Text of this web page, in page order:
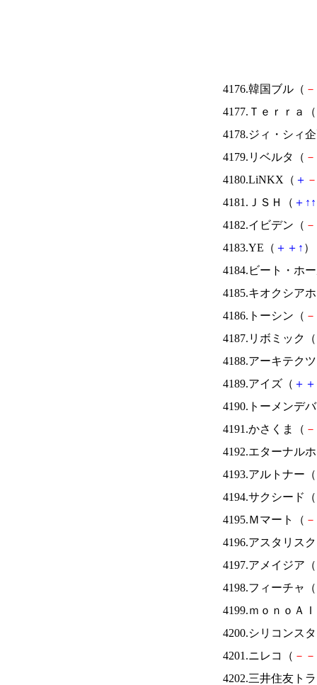
4176.韓国ブル（ －
4177.Ｔｅｒｒａ（
4178.ジィ・シィ
4179.リベルタ（ －
4180.LiNKX（ ＋ －
4181.ＪＳＨ（ ＋ ↑ ↑
4182.イビデン（ －
4183.YE（ ＋ ＋ ↑ ）
4184.ビート・ホ
4185.キオクシア
4186.トーシン（ －
4187.リボミック（
4188.アーキテク
4189.アイズ（ ＋ ＋
4190.トーメンデ
4191.かさくま（ －
4192.エターナル
4193.アルトナー（
4194.サクシード（
4195.Ｍマート（ －
4196.アスタリス
4197.アメイジア（
4198.フィーチャ（
4199.ｍｏｎｏＡ
4200.シリコンス
4201.ニレコ（ － －
4202.三井住友ト